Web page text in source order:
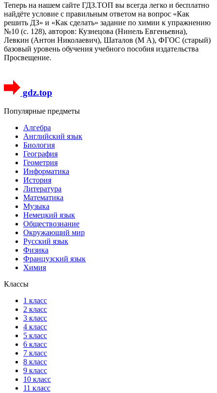
Теперь на нашем сайте ГДЗ.ТОП вы всегда легко и бесплатно
найдёте условие с правильным ответом на вопрос «Как
решить ДЗ» и «Как сделать» задание по химии к упражнению
№10 (с. 128), авторов: Кузнецова (Нинель Евгеньевна),
Левкин (Антон Николаевич), Шаталов (М А), ФГОС (старый)
базовый уровень обучения учебного пособия издательства
Просвещение.
gdz.top
Популярные предметы
Алгебра
Английский язык
Биология
География
Геометрия
Информатика
История
Литература
Математика
Музыка
Немецкий язык
Обществознание
Окружающий мир
Русский язык
Физика
Французский язык
Химия
Классы
1 класс
2 класс
3 класс
4 класс
5 класс
6 класс
7 класс
8 класс
9 класс
10 класс
11 класс